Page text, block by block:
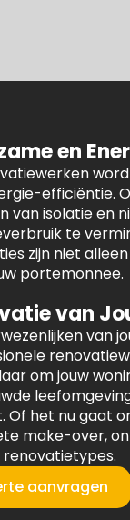
en
efficiëntie.
van isolatie en
te
zijn niet
portemonnee.
van
van
om jouw
Of het nu gaat
make-over,
renovatietypes.
aanvragen